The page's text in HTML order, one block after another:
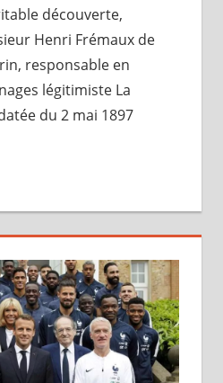
découverte,
Henri Frémaux de
responsable en
légitimiste La
du 2 mai 1897